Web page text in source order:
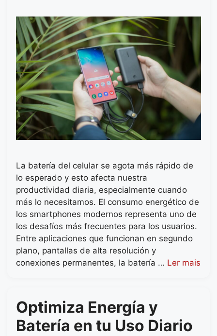
La batería del celular se agota más rápido de
lo esperado y esto afecta nuestra
productividad diaria, especialmente cuando
más lo necesitamos. El consumo energético de
los smartphones modernos representa uno de
los desafíos más frecuentes para los usuarios.
Entre aplicaciones que funcionan en segundo
plano, pantallas de alta resolución y
conexiones permanentes, la batería … Ler mais
Optimiza Energía y
Batería en tu Uso Diario